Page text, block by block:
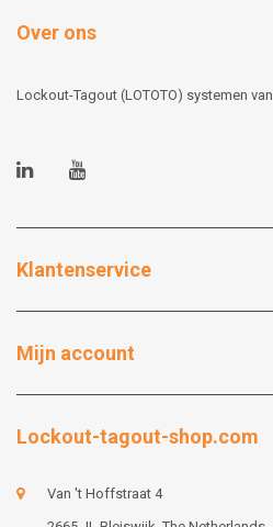
Over ons
Lockout-Tagout (LOTOTO) systemen
Klantenservice
Mijn account
Lockout-tagout-shop.com
Van 't Hoffstraat 4